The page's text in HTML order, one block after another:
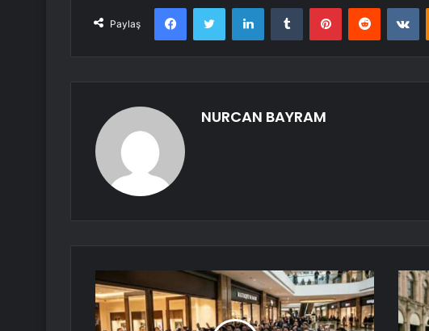
Paylaş
FacebookTwitter LinkedInTumblr PinterestReddit
NURCAN BAYRAM